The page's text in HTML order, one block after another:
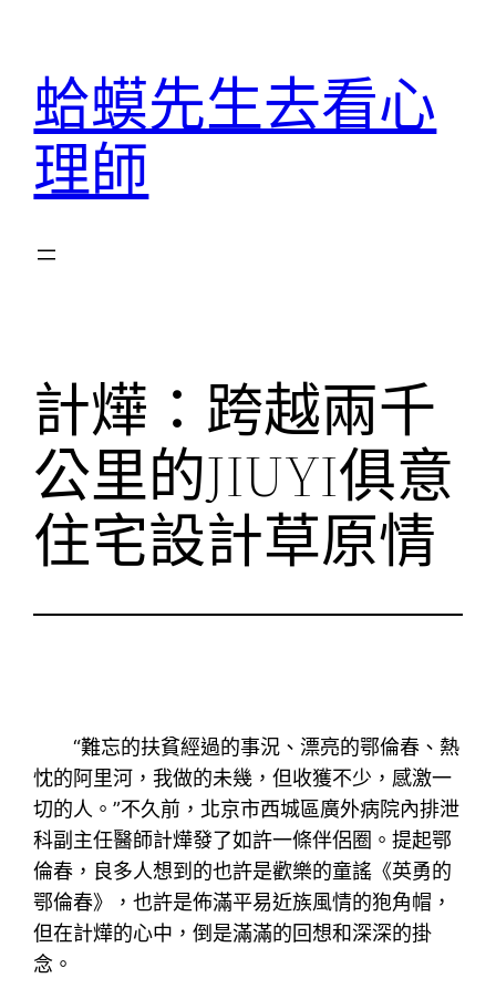
蛤蟆先生去看心
理師
計燁：跨越兩千
公里的JIUYI俱意
住宅設計草原情
“難忘的扶貧經過的事況、漂亮的鄂倫春、熱
忱的阿里河，我做的未幾，但收獲不少，感激一
切的人。”不久前，北京市西城區廣外病院內排泄
科副主任醫師計燁發了如許一條伴侶圈。提起鄂
倫春，良多人想到的也許是歡樂的童謠《英勇的
鄂倫春》，也許是佈滿平易近族風情的狍角帽，
但在計燁的心中，倒是滿滿的回想和深深的掛
念。